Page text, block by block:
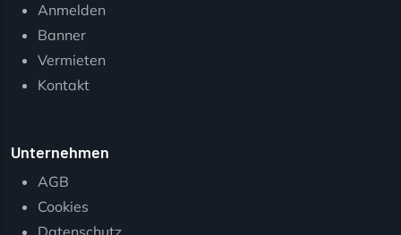
Anmelden
Banner
Vermieten
Kontakt
Unternehmen
AGB
Cookies